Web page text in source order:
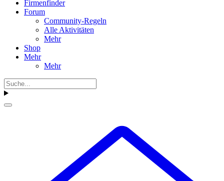
Firmenfinder
Forum
Community-Regeln
Alle Aktivitäten
Mehr
Shop
Mehr
Mehr